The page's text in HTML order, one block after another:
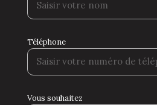
Téléphone
Vous souhaitez